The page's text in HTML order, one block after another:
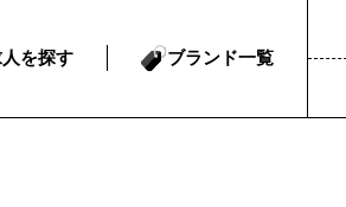
を探す ブランド一覧